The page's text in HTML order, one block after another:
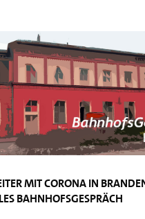
mit Corona in
Bahnhofsgespräch